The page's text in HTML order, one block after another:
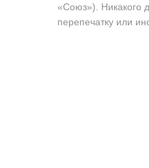
«Союз»). Никакого
перепечатку или